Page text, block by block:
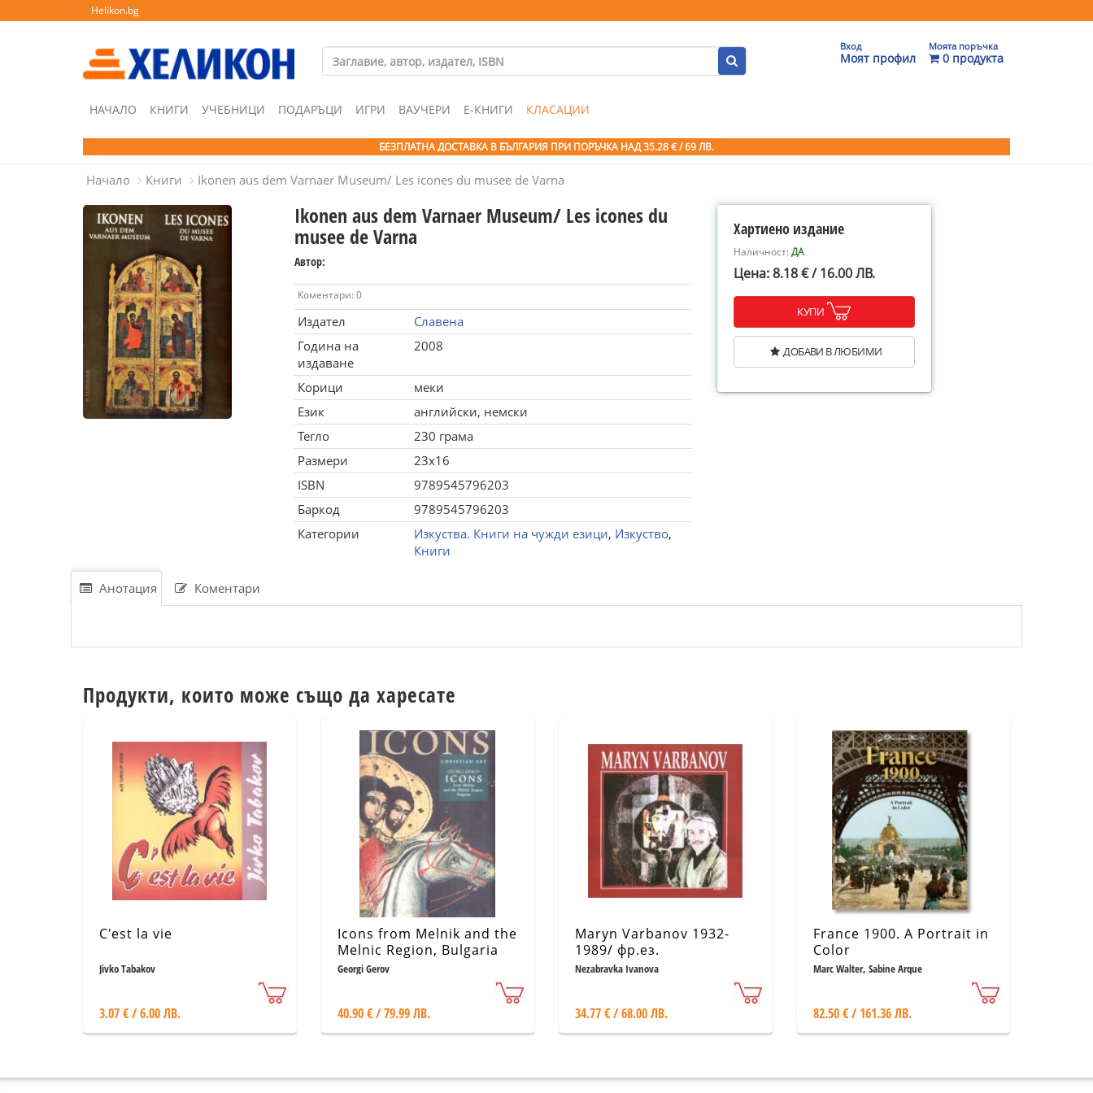
Helikon.bg
Вход
Моят профил
Моята поръчка
0 продукта
НАЧАЛО КНИГИ УЧЕБНИЦИ ПОДАРЪЦИ ИГРИ ВАУЧЕРИ Е-КНИГИ КЛАСАЦИИ
БЕЗПЛАТНА ДОСТАВКА В БЪЛГАРИЯ ПРИ ПОРЪЧКА НАД 35.28 € / 69 ЛВ.
Начало Книги Ikonen aus dem Varnaer Museum/ Les icones du musee de Varna
Ikonen aus dem Varnaer Museum/ Les icones du
musee de Varna
Автор:
Коментари: 0
Издател
Славена
Година на
издаване
2008
Корици
меки
Език
английски, немски
Тегло
230 грама
Размери
23x16
ISBN
9789545796203
Баркод
9789545796203
Категории
Изкуства. Книги на чужди езици, Изкуство,
Книги
Хартиено издание
Наличност:ДА
Цена: 8.18 € / 16.00 ЛВ.
КУПИ
ДОБАВИ В ЛЮБИМИ
Анотация Коментари
Продукти, които може също да харесате
C'est la vie
Jivko Tabakov
3.07 € / 6.00 ЛВ.
Icons from Melnik and the
Melnic Region, Bulgaria
Georgi Gerov
40.90 € / 79.99 ЛВ.
Maryn Varbanov 1932-
1989/ фр.ез.
Nezabravka Ivanova
34.77 € / 68.00 ЛВ.
France 1900. A Portrait in
Color
Marc Walter, Sabine Arque
82.50 € / 161.36 ЛВ.